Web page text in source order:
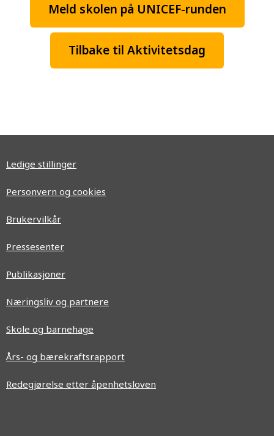
Meld skolen på UNICEF-runden
Tilbake til Aktivitetsdag
Ledige stillinger
Personvern og cookies
Brukervilkår
Pressesenter
Publikasjoner
Næringsliv og partnere
Skole og barnehage
Års- og bærekraftsrapport
Redegjørelse etter åpenhetsloven